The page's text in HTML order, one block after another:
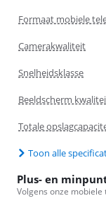
Formaat mobiele
Camerakwaliteit
Snelheidsklasse
Beeldscherm
Totale
Toon alle
Plus- en
Volgens onze